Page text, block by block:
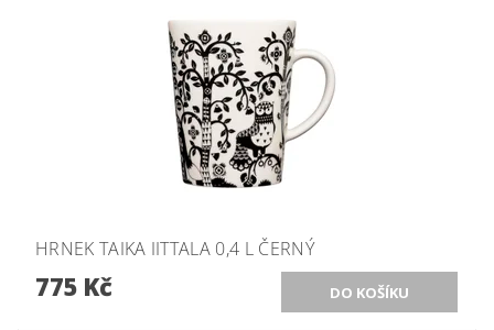
HRNEK TAIKA IITTALA 0,4 L ČERNÝ
775 Kč